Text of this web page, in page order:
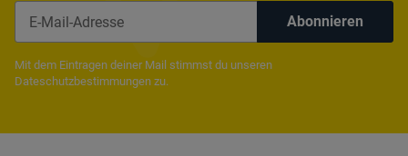
Abonnieren
Mit dem Eintragen deiner Mail stimmst du unseren
Dateschutzbestimmungen zu.